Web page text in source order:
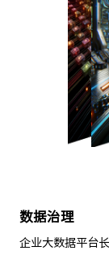
知识问答
通过自然语言交